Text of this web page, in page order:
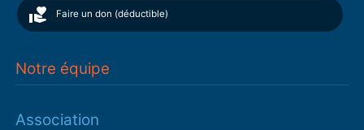
Faire un don (déductible)
Notre équipe
Association